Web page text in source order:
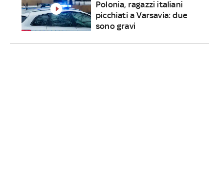
Polonia, ragazzi italiani
picchiati a Varsavia: due
sono gravi